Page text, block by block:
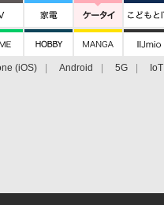
(iOS) Android 5G IoT